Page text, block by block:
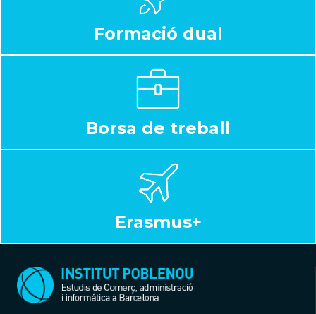
Formació dual
Borsa de treball
Erasmus+